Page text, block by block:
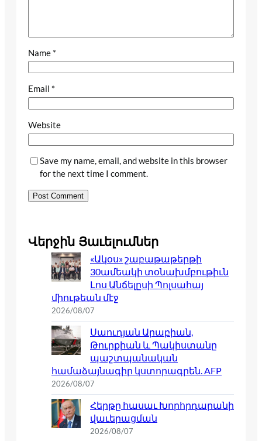
Name *
Email *
Website
Save my name, email, and website in this browser
for the next time I comment.
Վերջին Յաւելումներ
«Ակօս» շաբաթաթերթի
30ամեակի տօնախմբութիւն
Լոս Անճելըսի Պոլսահայ
միութեան մէջ
2026/08/07
Սաուդյան Արաբիան,
Թուրքիան և Պակիստանը
պաշտպանական
համաձայնագիր կստորագրեն. AFP
2026/08/07
Հերթը հասաւ Խորհրդարանի
վաւերացման
2026/08/07